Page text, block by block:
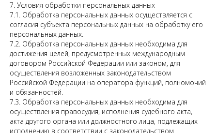
7. Условия обработки персональных данных
7.1. Обработка персональных данных осуществляется с
согласия субъекта персональных данных на обработку его
персональных данных.
7.2. Обработка персональных данных необходима для
достижения целей, предусмотренных международным
договором Российской Федерации или законом, для
осуществления возложенных законодательством
Российской Федерации на оператора функций, полномочий
и обязанностей.
7.3. Обработка персональных данных необходима для
осуществления правосудия, исполнения судебного акта,
акта другого органа или должностного лица, подлежащих
исполнению в соответствии с законодательством